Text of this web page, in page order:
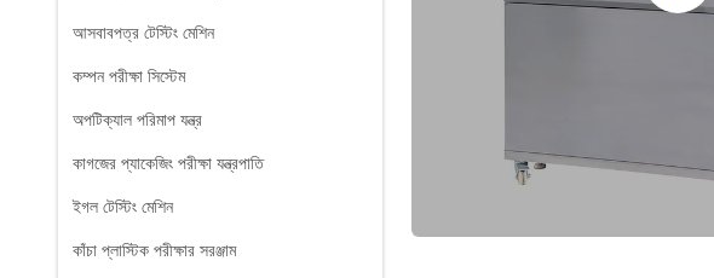
আসবাবপত্র টেস্টিং মেশিন
কম্পন পরীক্ষা সিস্টেম
অপটিক্যাল পরিমাপ যন্ত্র
কাগজের প্যাকেজিং পরীক্ষা যন্ত্রপাতি
ইগল টেস্টিং মেশিন
কাঁচা প্লাস্টিক পরীক্ষার সরঞ্জাম